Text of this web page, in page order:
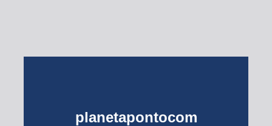
planetapontocom